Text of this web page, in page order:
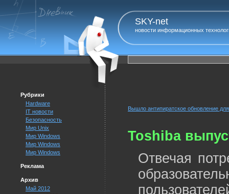
SKY-net
новости информационных
Рубрики
Hardware
IT новости
Безопасность
Мир Unix
Мир Windows
Мир Windows
Мир Windows
Реклама
Архив
Май 2012
Вышло антипиратское обновление
Toshiba
Отвечая